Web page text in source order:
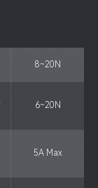
8~20N
6~20N
5A Max